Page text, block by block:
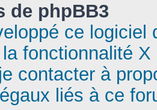
de phpBB3
ce logiciel
fonctionnalité X
contacter à
liés à ce